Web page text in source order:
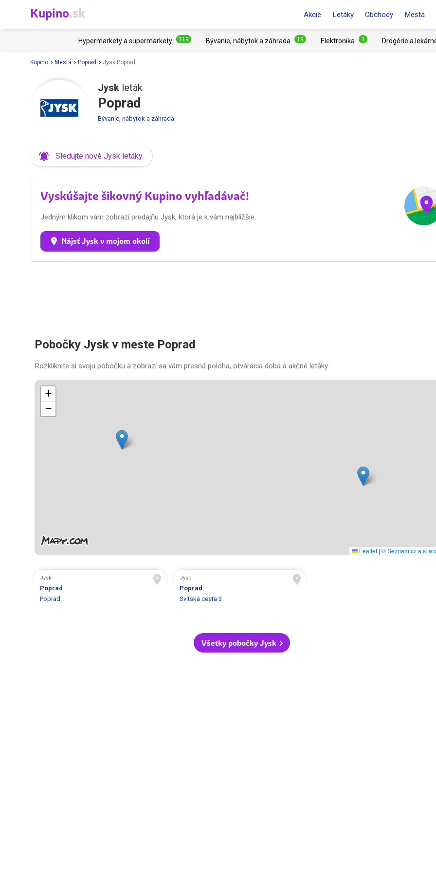
Kupino.sk Akcie Letáky Obchody Mestá
Hypermarkety a supermarkety 119 Bývanie, nábytok a záhrada 19 Elektronika 1 Drogérie a
Kupino Mestá Poprad Jysk Poprad
Jysk leták
Poprad
Bývanie, nábytok a záhrada
Sledujte nové Jysk letáky
Vyskúšajte šikovný Kupino vyhľadávač!
Jedným klikom vám zobrazí predajňu Jysk, ktorá je k vám najbližšie.
Nájsť Jysk v mojom okolí
Pobočky Jysk v meste Poprad
Rozkliknite si svoju pobočku a zobrazí sa vám presná poloha, otváracia doba a akčné letáky.
+
−
Leaflet | © Seznam.cz a.s. a
Jysk
Poprad
Poprad
Jysk
Poprad
Svitská cesta 3
Všetky pobočky Jysk